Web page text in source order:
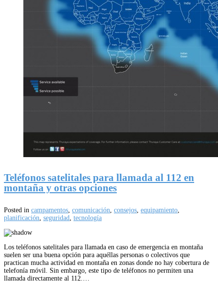
Teléfonos satelitales para llamada al 112 en
montaña y otras opciones
Posted in campamentos, comunicación, consejos, equipamiento,
planificación, seguridad, tecnología
Los teléfonos satelitales para llamada en caso de emergencia en montaña
suelen ser una buena opción para aquéllas personas o colectivos que
practican mucha actividad en montaña en zonas donde no hay cobertura de
telefonía móvil. Sin embargo, este tipo de teléfonos no permiten una
llamada directamente al 112.…